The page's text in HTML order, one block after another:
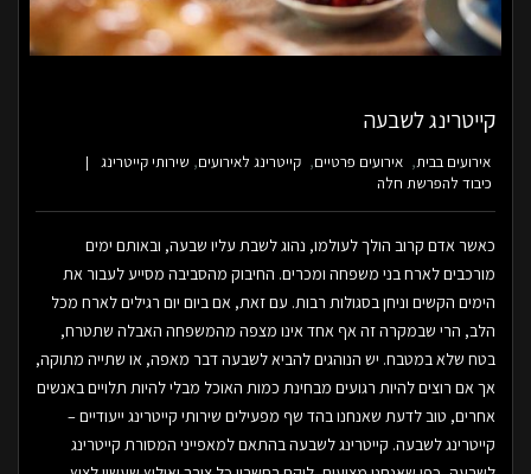
קייטרינג לשבעה
אירועים בבית אירועים פרטיים קייטרינג לאירועים שירותי קייטרינג
כיבוד להפרשת חלה
כאשר אדם קרוב הולך לעולמו, נהוג לשבת עליו שבעה, ובאותם ימים
מורכבים לארח בני משפחה ומכרים. החיבוק מהסביבה מסייע לעבור את
הימים הקשים וניחן בסגולות רבות. עם זאת, אם ביום יום רגילים לארח מכל
הלב, הרי שבמקרה זה אף אחד אינו מצפה מהמשפחה האבלה שתטרח,
בטח שלא במטבח. יש הנוהגים להביא לשבעה דבר מאפה, או שתייה מתוקה,
אך אם רוצים להיות רגועים מבחינת כמות האוכל מבלי להיות תלויים באנשים
אחרים, טוב לדעת שאנחנו בהד שף מפעילים שירותי קייטרינג ייעודיים –
קייטרינג לשבעה. קייטרינג לשבעה בהתאם למאפייני המסורת קייטרינג